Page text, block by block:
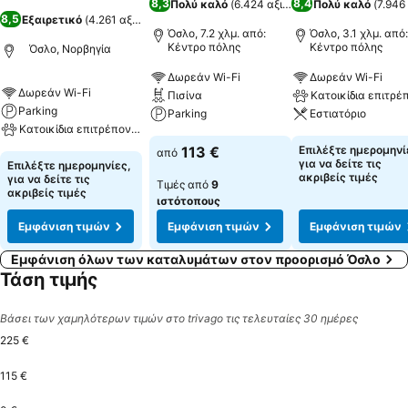
8,5Εξαιρετικό (4.261 αξιολογήσεις
Όσλο, Νορβηγία
Δωρεάν Wi-Fi
Parking
Κατοικίδια επιτρέπονται
Επιλέξτε ημερομηνίες,
για να δείτε τις
ακριβείς τιμές
Εμφάνιση τιμών
8,3Πολύ καλό (6.424 αξιολογήσεις)
Όσλο, 7.2 χλμ. από:
Κέντρο πόλης
Δωρεάν Wi-Fi
Πισίνα
Parking
από 113 €
Τιμές από 9
ιστότοπους
Εμφάνιση τιμών
8,4 Πολύ καλό (7.946
Όσλο, 3.1 χλμ. από:
Κέντρο πόλης
Δωρεάν Wi-Fi
Κατοικίδια
Εστιατόριο
Επιλέξτε
για να δείτε τις
ακριβείς τιμές
Εμφάνιση τιμών
Εμφάνιση όλων των καταλυμάτων στον προορισμό Όσλο
Τάση τιμής
Βάσει των χαμηλότερων τιμών στο trivago τις τελευταίες 30 ημέρες
225 €
115 €